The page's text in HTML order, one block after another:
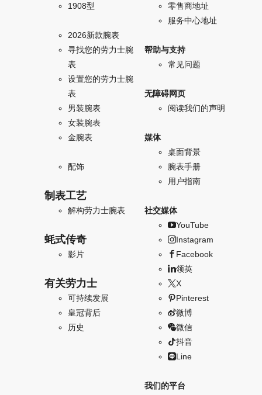
1908型
2026新款腕表
寻找您的劳力士腕
表
设置您的劳力士腕
表
男装腕表
女装腕表
金腕表
配饰
制表工艺
解构劳力士腕表
蚝式传奇
影片
有关劳力士
可持续发展
皇冠背后
历史
零售商地址
服务中心地址
帮助与支持
常见问题
无障碍网页
阅读我们的声明
媒体
桌面背景
腕表手册
用户指南
社交媒体
YouTube
Instagram
Facebook
领英
X
Pinterest
微博
微信
抖音
Line
我们的平台